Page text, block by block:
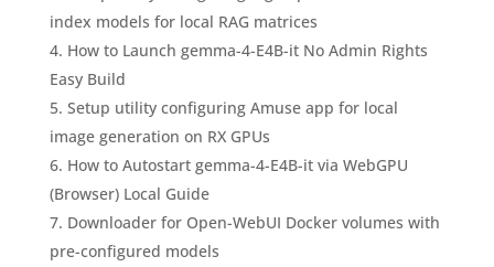
index models for local RAG matrices
How to Launch gemma-4-E4B-it No Admin Rights
Easy Build
Setup utility configuring Amuse app for local
image generation on RX GPUs
How to Autostart gemma-4-E4B-it via WebGPU
(Browser) Local Guide
Downloader for Open-WebUI Docker volumes with
pre-configured models